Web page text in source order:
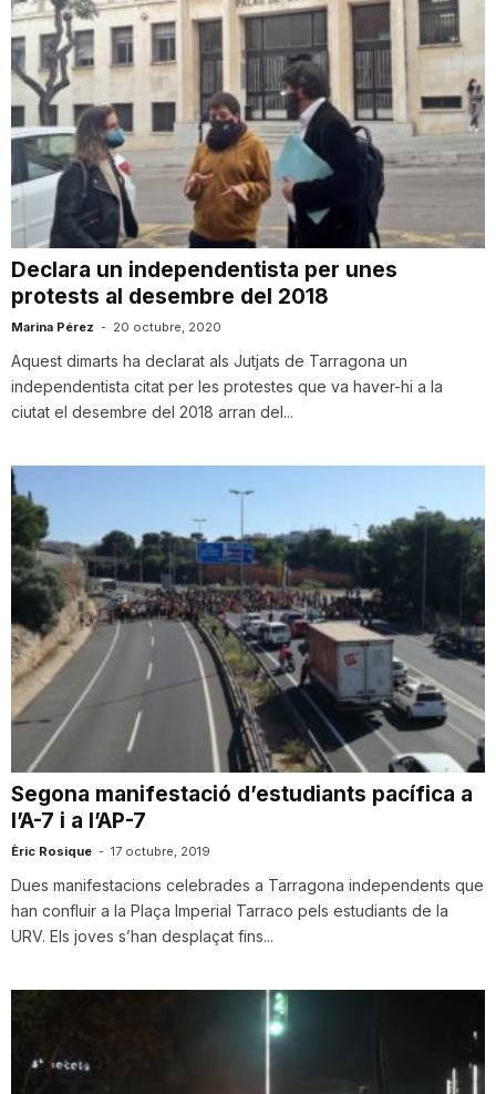
o
n
a
Declara un independentista per unes
protests al desembre del 2018
Marina Pérez - 20 octubre, 2020
Aquest dimarts ha declarat als Jutjats de Tarragona un
independentista citat per les protestes que va haver-hi a la
ciutat el desembre del 2018 arran del...
Segona manifestació d’estudiants pacífica a
l’A-7 i a l’AP-7
Èric Rosique - 17 octubre, 2019
Dues manifestacions celebrades a Tarragona independents que
han confluir a la Plaça Imperial Tarraco pels estudiants de la
URV. Els joves s’han desplaçat fins...